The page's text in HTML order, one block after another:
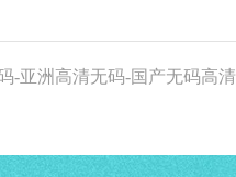
-亚洲高清无码-国产无码高清